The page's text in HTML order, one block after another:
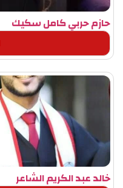
حازم حربي كامل سكيك
خالد عبد الكريم الشاعر